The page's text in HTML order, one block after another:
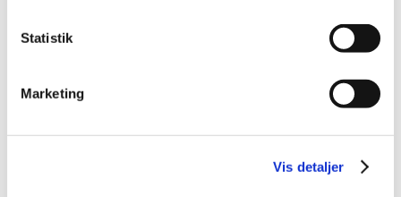
Statistik
Marketing
Vis detaljer
I herresingle og herredouble var Danmark inden EM
Viktor Axelsen og Rasmus Gemke og præstationer
under det forventede af de tre herredoubler betød,
at det danske medaljeudbytte i de to kategorier